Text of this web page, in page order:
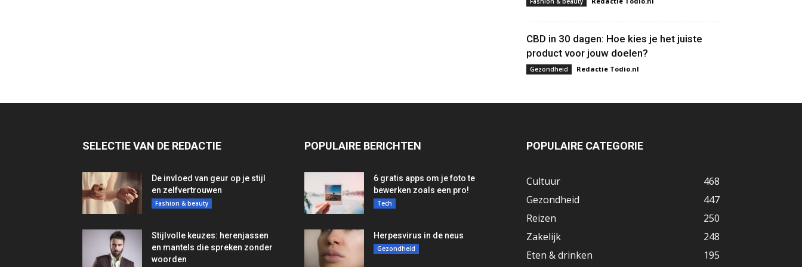
CBD in 30 dagen: Hoe kies je het juiste
product voor jouw doelen?
Gezondheid Redactie Todio.nl
SELECTIE VAN DE REDACTIE
De invloed van geur op je stijl
en zelfvertrouwen
Fashion & beauty
Stijlvolle keuzes: herenjassen
en mantels die spreken zonder
woorden
POPULAIRE BERICHTEN
6 gratis apps om je foto te
bewerken zoals een pro!
Tech
Herpesvirus in de neus
Gezondheid
POPULAIRE CATEGORIE
Cultuur
468
Gezondheid
447
Reizen
250
Zakelijk
248
Eten & drinken
195